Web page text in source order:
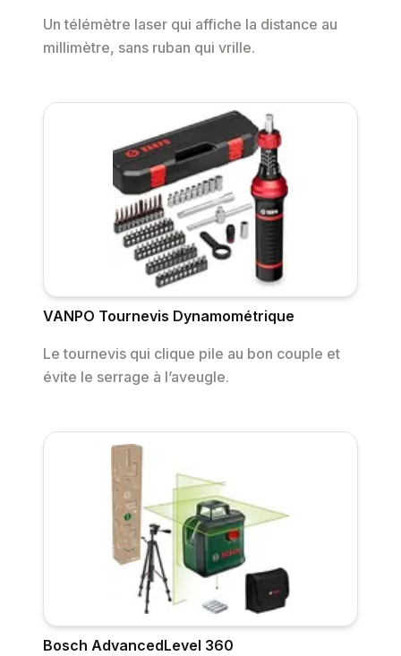
Un télémètre laser qui affiche la distance au
millimètre, sans ruban qui vrille.
VANPO Tournevis Dynamométrique
Le tournevis qui clique pile au bon couple et
évite le serrage à l’aveugle.
Bosch AdvancedLevel 360